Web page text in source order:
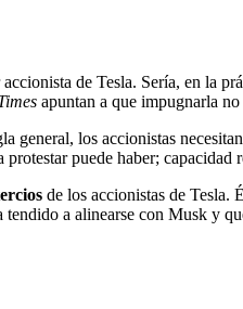
de Tesla. Sería, en la
apuntan a que impugnarla
general, los accionistas
puede haber; capacidad
de los accionistas de Tesla.
a alinearse con Musk y